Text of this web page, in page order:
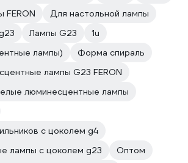
FERON
Для настольной лампы
Лампы G23
1u
лампы)
Форма спираль
лампы G23 FERON
люминесцентные лампы
с цоколем g4
лампы с цоколем g23
Оптом